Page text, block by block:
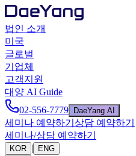
법인 소개
미국
글로벌
기업체
고객지원
대양 AI Guide
02-556-7779
DaeYang AI
세미나 예약하기 상담 예약하기
세미나/상담 예약하기
KOR |
ENG